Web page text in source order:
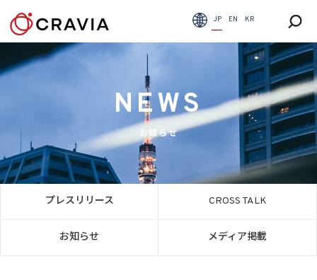
JP EN KR
NEWS
お知らせ
プレスリリース CROSS TALK
お知らせ メディア掲載